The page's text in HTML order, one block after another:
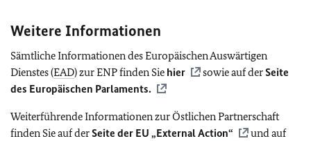
Weitere Informationen
Sämtliche Informationen des Europäischen Auswärtigen
Dienstes (EAD) zur ENP finden Sie hier sowie auf derSeite
des Europäischen Parlaments.
Weiterführende Informationen zur Östlichen Partnerschaft
finden Sie auf derSeite der EU „External Action“
und auf